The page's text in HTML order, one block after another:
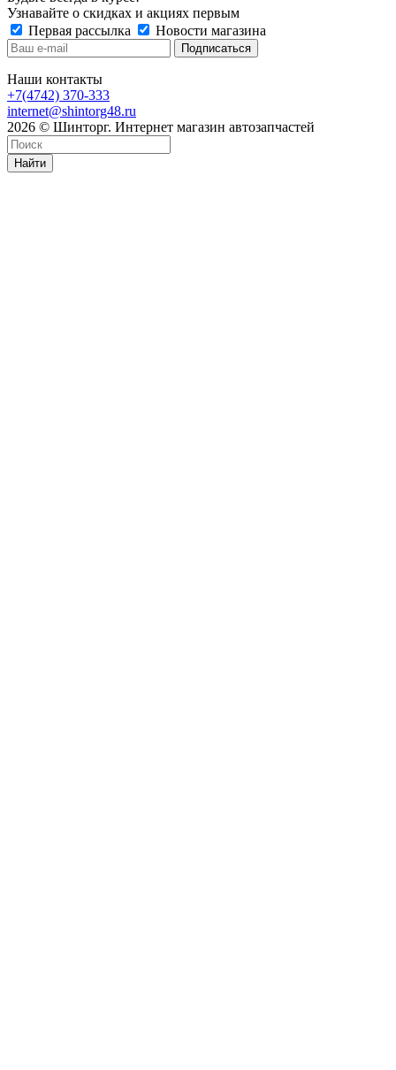
Узнавайте о скидках и акциях первым
Первая рассылка
Новости магазина
Наши контакты
+7(4742) 370-333
internet@shintorg48.ru
2026 © Шинторг. Интернет магазин автозапчастей
Найти